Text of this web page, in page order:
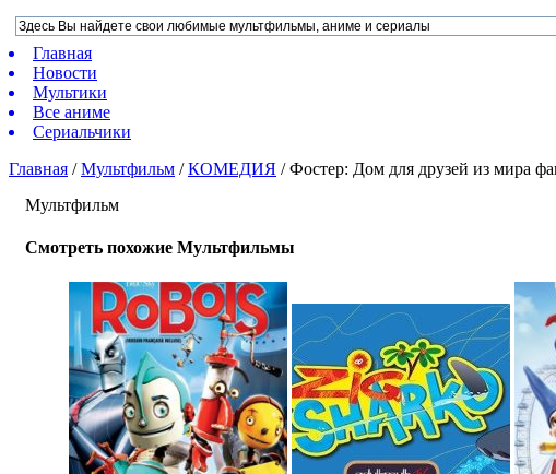
Главная
Новости
Мультики
Все аниме
Сериальчики
Главная /Мультфильм /КОМЕДИЯ /Фостер: Дом для друзей из мира
Мультфильм
Смотреть похожие Мультфильмы